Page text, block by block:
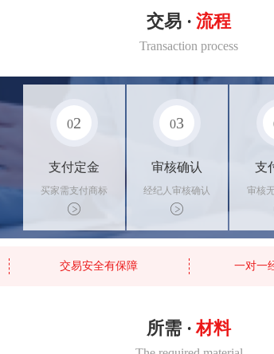
交易 · 流程
Transaction process
02
支付定金
买家需支付商标
标价的10%的购
买订金
03
审核确认
经纪人审核确认
商标状态
支
审核
支付
办
交易安全有保障 一对一
所需 · 材料